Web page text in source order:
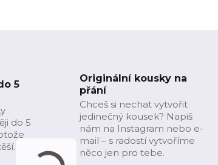
5
do 5
Originální kousky na
přání
Chceš si nechat vytvořit
jedinečný kousek? Napiš
nám na Instagram nebo e-
mail – s radostí vytvoříme
něco jen pro tebe.